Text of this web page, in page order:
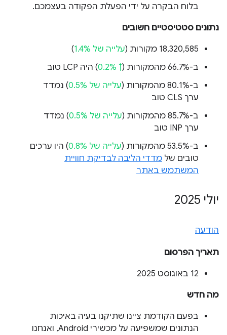
בלוח הבקרה על ידי הפעלת הפקודה בעצמכם.
נתונים סטטיסטיים חשובים
‫18,320,585 מקורות ( עלייה של 1.4%
)
ב-66.7% מהמקורות (
↑ 0.2%
) היה LCP טוב
ב-80.1% מהמקורות (
עלייה של 0.5%
) נמדד
ערך CLS טוב
ב-85.7% מהמקורות (
עלייה של 0.5%
) נמדד
ערך INP טוב
ב-53.5% מהמקורות (
עלייה של 0.8%
) היו ערכים
טובים של מדדי הליבה לבדיקת חוויית
המשתמש באתר
יולי 2025
הודעה
תאריך הפרסום
‫12 באוגוסט 2025
מה חדש
בפעם הקודמת ציינו שתיקנו בעיה באיכות
הנתונים שמשפיעה על מכשירי Android, ואנחנו